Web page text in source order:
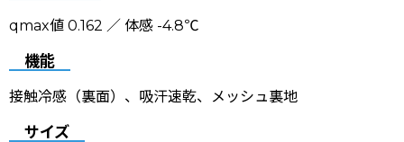
qmax値 0.162 ／ 体感 -4.8℃
機能
接触冷感（裏面）、吸汗速乾、メッシュ裏地
サイズ